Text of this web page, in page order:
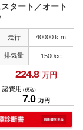
タート／オート
走行 40000ｋｍ
排気量 1500cc
224.8 万円
諸費用 (税込)
7.0 万円